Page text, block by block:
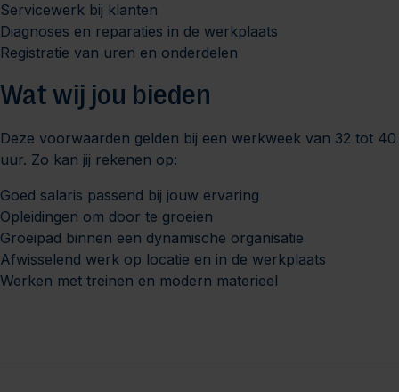
Servicewerk bij klanten
Diagnoses en reparaties in de werkplaats
Registratie van uren en onderdelen
Wat wij jou bieden
Deze voorwaarden gelden bij een werkweek van 32 tot 40
uur. Zo kan jij rekenen op:
Goed salaris passend bij jouw ervaring
Opleidingen om door te groeien
Groeipad binnen een dynamische organisatie
Afwisselend werk op locatie en in de werkplaats
Werken met treinen en modern materieel